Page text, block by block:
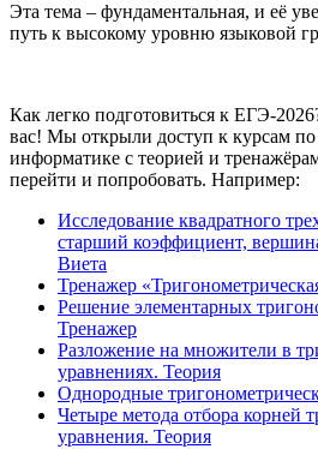
Эта тема – фундаментальная, и её
путь к высокому уровню языковой
Как легко подготовиться к ЕГЭ-
вас! Мы открыли доступ к курсам по
информатике с теорией и
перейти и попробовать. Например:
Исследование квадратного
старший коэффициент,
Виета
Тренажер
Решение элементарных
Тренажер
Разложение на множители в
уравнениях. Теория
Однородные
Четыре метода отбора корней
уравнения. Теория